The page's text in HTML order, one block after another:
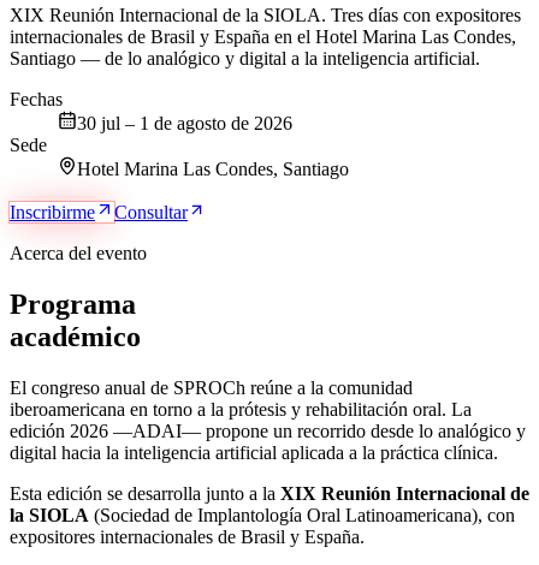
XIX Reunión Internacional de la SIOLA. Tres días con expositores
internacionales de Brasil y España en el Hotel Marina Las Condes,
Santiago — de lo analógico y digital a la inteligencia artificial.
Fechas
30 jul – 1 de agosto de 2026
Sede
Hotel Marina Las Condes, Santiago
Inscribirme
Consultar
Acerca del evento
Programa
académico
El congreso anual de SPROCh reúne a la comunidad
iberoamericana en torno a la prótesis y rehabilitación oral. La
edición 2026 —ADAI— propone un recorrido desde lo analógico y
digital hacia la inteligencia artificial aplicada a la práctica clínica.
Esta edición se desarrolla junto a la XIX Reunión Internacional de
la SIOLA (Sociedad de Implantología Oral Latinoamericana), con
expositores internacionales de Brasil y España.